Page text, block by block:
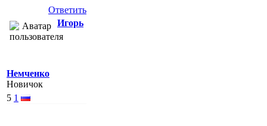
Ответить
Игорь
Немченко
Новичок
5 1